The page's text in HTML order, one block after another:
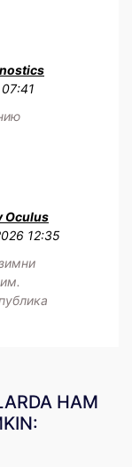
Oculus
12:35
HAM